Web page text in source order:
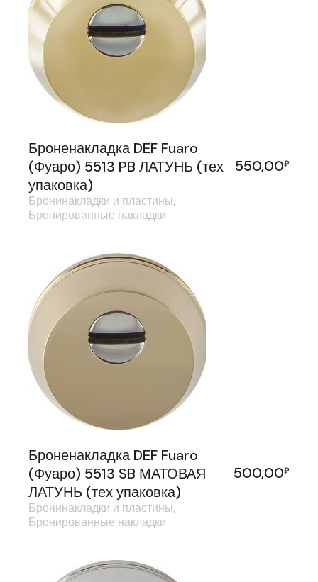
Броненакладка DEF Fuaro
(Фуаро) 5513 PB ЛАТУНЬ (тех
упаковка)
550,00₽
Бронинакладки и пластины
Бронированные накладки
Броненакладка DEF Fuaro
(Фуаро) 5513 SB МАТОВАЯ
ЛАТУНЬ (тех упаковка)
500,00₽
Бронинакладки и пластины
Бронированные накладки